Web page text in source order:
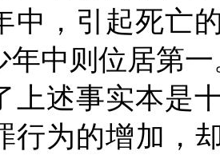
中，引起死亡
年中则位居第
述事实本是十
行为的增加，